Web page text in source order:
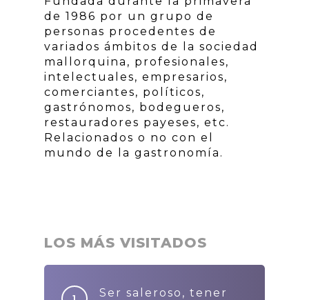
de 1986 por un grupo de
personas procedentes de
variados ámbitos de la sociedad
mallorquina, profesionales,
intelectuales, empresarios,
comerciantes, políticos,
gastrónomos, bodegueros,
restauradores payeses, etc.
Relacionados o no con el
mundo de la gastronomía.
LOS MÁS VISITADOS
Ser saleroso, tener